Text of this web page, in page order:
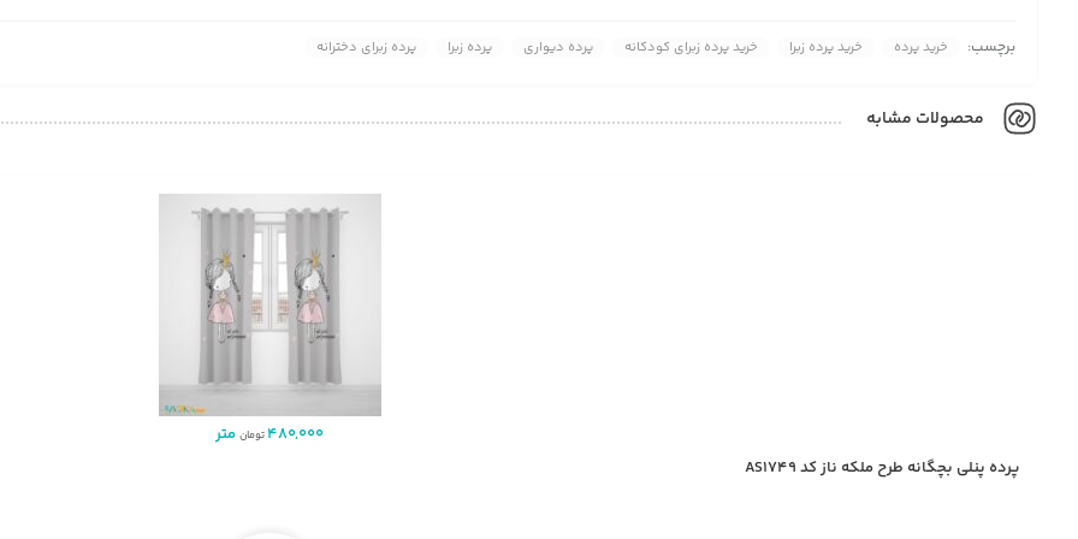
برچسب: خرید پرده خرید پرده زبرا خرید پرده زبرای کودکانه پرده دیواری پرده زبرا پرده زبرای دخترانه
محصولات مشابه
480,000تومان متر
پرده پنلی بچگانه طرح ملکه ناز کد AS1749